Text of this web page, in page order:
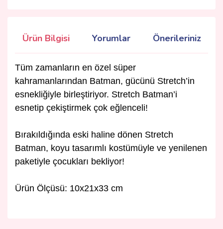
Ürün Bilgisi Yorumlar Önerileriniz
Tüm zamanların en özel süper
kahramanlarından Batman, gücünü Stretch’in
esnekliğiyle birleştiriyor. Stretch Batman’i
esnetip çekiştirmek çok eğlenceli!
Bırakıldığında eski haline dönen Stretch
Batman, koyu tasarımlı kostümüyle ve yenilenen
paketiyle çocukları bekliyor!
Ürün Ölçüsü: 10x21x33 cm